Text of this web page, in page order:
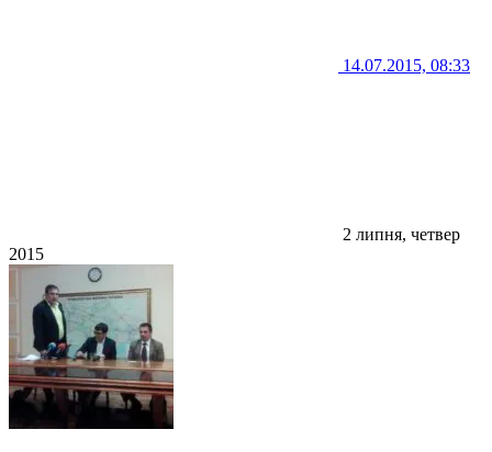
14.07.2015, 08:33
2 липня, четвер
2015